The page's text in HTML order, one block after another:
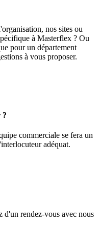
nos sites ou
à Masterflex ? Ou
pour un département
à vous proposer.
?
commerciale se fera un
adéquat.
d'un rendez-vous avec nous